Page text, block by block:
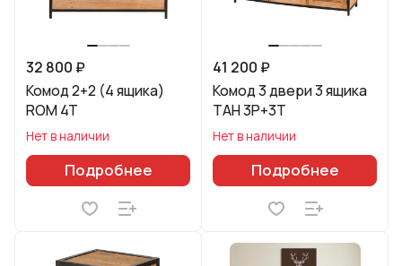
32 800 ₽
Комод 2+2 (4 ящика)
ROM 4T
Нет в наличии
Подробнее
41 200 ₽
Комод 3 двери 3 ящика
ТAH 3P+3T
Нет в наличии
Подробнее